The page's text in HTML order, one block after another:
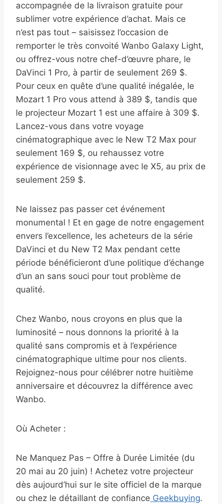
accompagnée de la livraison gratuite pour
sublimer votre expérience d’achat. Mais ce
n’est pas tout – saisissez l’occasion de
remporter le très convoité Wanbo Galaxy Light,
ou offrez-vous notre chef-d’œuvre phare, le
DaVinci 1 Pro, à partir de seulement 269 $.
Pour ceux en quête d’une qualité inégalée, le
Mozart 1 Pro vous attend à 389 $, tandis que
le projecteur Mozart 1 est une affaire à 309 $.
Lancez-vous dans votre voyage
cinématographique avec le New T2 Max pour
seulement 169 $, ou rehaussez votre
expérience de visionnage avec le X5, au prix de
seulement 259 $.
Ne laissez pas passer cet événement
monumental ! Et en gage de notre engagement
envers l’excellence, les acheteurs de la série
DaVinci et du New T2 Max pendant cette
période bénéficieront d’une politique d’échange
d’un an sans souci pour tout problème de
qualité.
Chez Wanbo, nous croyons en plus que la
luminosité – nous donnons la priorité à la
qualité sans compromis et à l’expérience
cinématographique ultime pour nos clients.
Rejoignez-nous pour célébrer notre huitième
anniversaire et découvrez la différence avec
Wanbo.
Où Acheter :
Ne Manquez Pas – Offre à Durée Limitée (du
20 mai au 20 juin) ! Achetez votre projecteur
dès aujourd’hui sur le site officiel de la marque
ou chez le détaillant de confiance Geekbuying.